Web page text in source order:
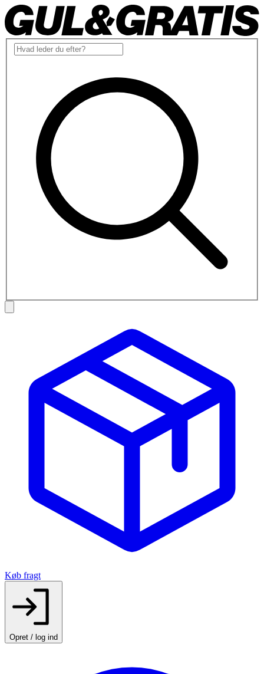
Køb fragt
Opret / log ind